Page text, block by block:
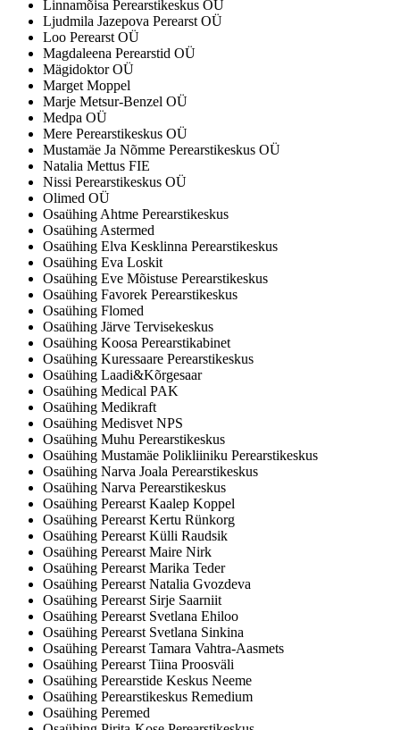
Linnamõisa Perearstikeskus OÜ
Ljudmila Jazepova Perearst OÜ
Loo Perearst OÜ
Magdaleena Perearstid OÜ
Mägidoktor OÜ
Marget Moppel
Marje Metsur-Benzel OÜ
Medpa OÜ
Mere Perearstikeskus OÜ
Mustamäe Ja Nõmme Perearstikeskus OÜ
Natalia Mettus FIE
Nissi Perearstikeskus OÜ
Olimed OÜ
Osaühing Ahtme Perearstikeskus
Osaühing Astermed
Osaühing Elva Kesklinna Perearstikeskus
Osaühing Eva Loskit
Osaühing Eve Mõistuse Perearstikeskus
Osaühing Favorek Perearstikeskus
Osaühing Flomed
Osaühing Järve Tervisekeskus
Osaühing Koosa Perearstikabinet
Osaühing Kuressaare Perearstikeskus
Osaühing Laadi&Kõrgesaar
Osaühing Medical PAK
Osaühing Medikraft
Osaühing Medisvet NPS
Osaühing Muhu Perearstikeskus
Osaühing Mustamäe Polikliiniku Perearstikeskus
Osaühing Narva Joala Perearstikeskus
Osaühing Narva Perearstikeskus
Osaühing Perearst Kaalep Koppel
Osaühing Perearst Kertu Rünkorg
Osaühing Perearst Külli Raudsik
Osaühing Perearst Maire Nirk
Osaühing Perearst Marika Teder
Osaühing Perearst Natalia Gvozdeva
Osaühing Perearst Sirje Saarniit
Osaühing Perearst Svetlana Ehiloo
Osaühing Perearst Svetlana Sinkina
Osaühing Perearst Tamara Vahtra-Aasmets
Osaühing Perearst Tiina Proosväli
Osaühing Perearstide Keskus Neeme
Osaühing Perearstikeskus Remedium
Osaühing Peremed